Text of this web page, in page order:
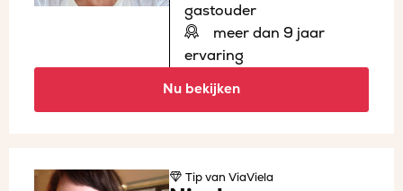
gastouder
meer dan 9 jaar
ervaring
Nu bekijken
Tipvan ViaViela